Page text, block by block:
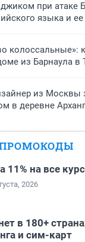
при атаке
языка и
колоссальные»:
из Барнаула
из Москвы
в деревне
11% на все
2026
в 180+
и сим-карт